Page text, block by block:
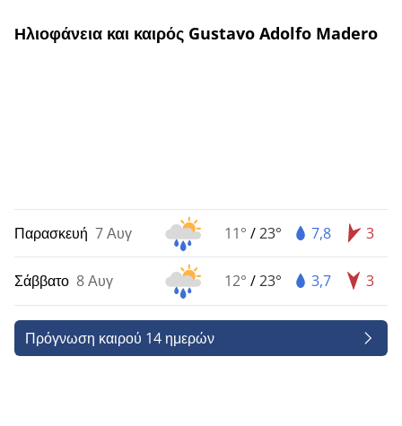
Ηλιοφάνεια και καιρός Gustavo Adolfo Madero
Παρασκευή 7 Αυγ 11° /23° 7,8 3
Σάββατο 8 Αυγ 12° /23° 3,7 3
Πρόγνωση καιρού 14 ημερών